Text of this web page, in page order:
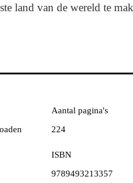
land van de wereld te
Aantal pagina's
224
ISBN
9789493213357